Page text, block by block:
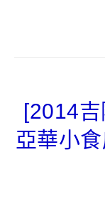
[2014
亞華小